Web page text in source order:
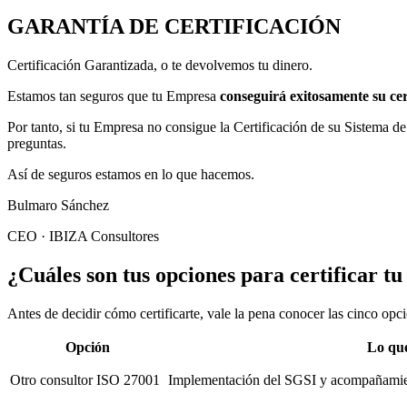
GARANTÍA DE CERTIFICACIÓN
Certificación Garantizada, o te devolvemos tu dinero.
Estamos tan seguros que tu Empresa conseguirá exitosamente su
Por tanto, si tu Empresa no consigue la Certificación de su Sistema
preguntas.
Así de seguros estamos en lo que hacemos.
Bulmaro Sánchez
CEO · IBIZA Consultores
¿Cuáles son tus opciones para certificar
Antes de decidir cómo certificarte, vale la pena conocer las cinco
Opción Lo
Otro consultor ISO 27001 Implementación del SGSI y